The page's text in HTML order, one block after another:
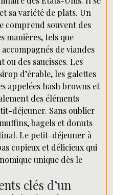
sa variété de plats. Un
comprend souvent des
manières, tels que
de viandes
des saucisses. Les
d’érable, les galettes
appelées hash browns et
des éléments
déjeuner. Sans oublier
bagels et donuts
Le petit-déjeuner à
copieux et délicieux qui
unique dès le
clés d’un